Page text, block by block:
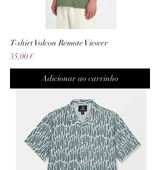
T-shirt Volcon Remote Viewer
Preço
35,00 €
Adicionar ao carrinho